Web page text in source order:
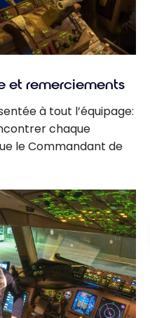
et remerciements
à tout l’équipage:
chaque
le Commandant de